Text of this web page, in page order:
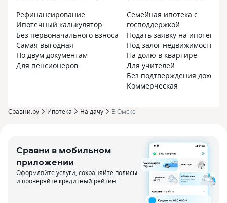
Рефинансирование
Ипотечный калькулятор
Без первоначального взноса
Самая выгодная
По двум документам
Для пенсионеров
Семейная ипотека с
господдержкой
Подать заявку на ипотеку
Под залог недвижимости
На долю в квартире
Для учителей
Без подтверждения дохода
Коммерческая
Сравни.ру Ипотека На дачу В Омске
Сравни в мобильном
приложении
Оформляйте услуги, сохраняйте полисы
и проверяйте кредитный рейтинг